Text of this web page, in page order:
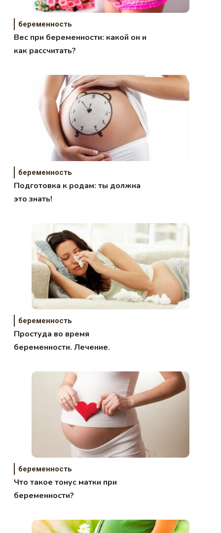
беременность
Вес при беременности: какой он и
как рассчитать?
беременность
Подготовка к родам: ты должна
это знать!
беременность
Простуда во время
беременности. Лечение.
беременность
Что такое тонус матки при
беременности?